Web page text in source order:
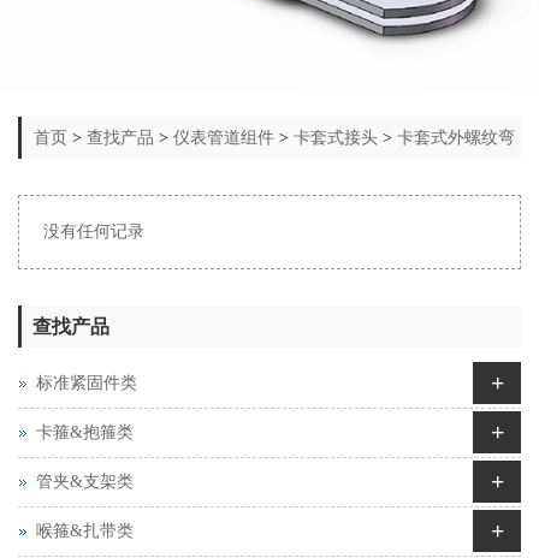
首页 > 查找产品 > 仪表管道组件 > 卡套式接头 > 卡套式外螺纹弯
没有任何记录
查找产品
标准紧固件类 +
卡箍&抱箍类 +
管夹&支架类 +
喉箍&扎带类 +